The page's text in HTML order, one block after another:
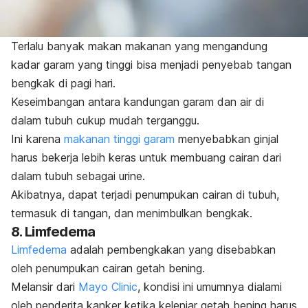
Terlalu banyak makan makanan yang mengandung
kadar garam yang tinggi bisa menjadi penyebab tangan
bengkak di pagi hari.
Keseimbangan antara kandungan garam dan air di
dalam tubuh cukup mudah terganggu.
Ini karena makanan tinggi garam menyebabkan ginjal
harus bekerja lebih keras untuk membuang cairan dari
dalam tubuh sebagai urine.
Akibatnya, dapat terjadi penumpukan cairan di tubuh,
termasuk di tangan, dan menimbulkan bengkak.
8. Limfedema
Limfedema adalah pembengkakan yang disebabkan
oleh penumpukan cairan getah bening.
Melansir dari Mayo Clinic, kondisi ini umumnya dialami
oleh penderita kanker ketika kelenjar getah bening harus